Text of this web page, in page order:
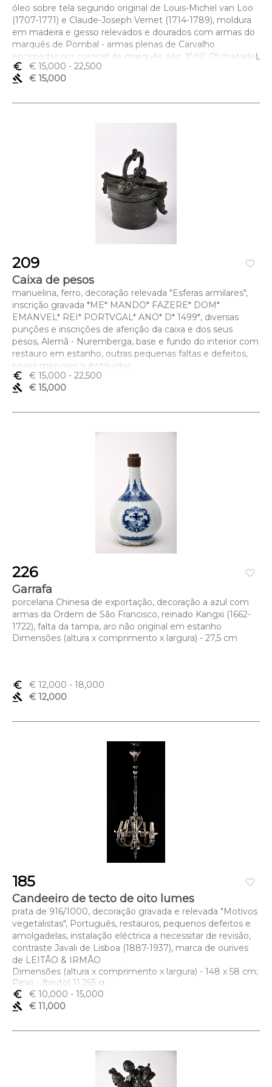
óleo sobre tela segundo original de Louis-Michel van Loo
(1707-1771) e Claude-Joseph Vernet (1714-1789), moldura
em madeira e gesso relevados e dourados com armas do
marquês de Pombal - armas plenas de Carvalho
encimadas por coronel de marquês, séc. XVIII (2ª metade),
reentelado, restauros, moldura com pequenas faltas
Dimensões (altura x comprimento x largura) - (óleo) 61 x
euro_symbol € 15,000 - 22,500
gavel
€ 15,000
favorite_border
209
Caixa de pesos
manuelina, ferro, decoração relevada "Esferas armilares",
inscrição gravada *ME* MANDO* FAZERE* DOM*
EMANVEL* REI* PORTVGAL* ANO* D* 1499*, diversas
punções e inscrições de aferição da caixa e dos seus
pesos, Alemã - Nuremberga, base e fundo do interior com
restauro em estanho, outras pequenas faltas e defeitos,
pesos menores substituídos
Dimensões (altura x comprimento x largura) - 21 x 21 x 16
cm
euro_symbol € 15,000 - 22,500
gavel
€ 15,000
favorite_border
226
Garrafa
porcelana Chinesa de exportação, decoração a azul com
armas da Ordem de São Francisco, reinado Kangxi (1662-
1722), falta da tampa, aro não original em estanho
Dimensões (altura x comprimento x largura) - 27,5 cm
euro_symbol € 12,000 - 18,000
gavel
€ 12,000
favorite_border
185
Candeeiro de tecto de oito lumes
prata de 916/1000, decoração gravada e relevada "Motivos
vegetalistas", Português, restauros, pequenos defeitos e
amolgadelas, instalação eléctrica a necessitar de revisão,
contraste Javali de Lisboa (1887-1937), marca de ourives
de LEITÃO & IRMÃO
Dimensões (altura x comprimento x largura) - 148 x 58 cm;
Peso - (bruto) 11.265 g.
euro_symbol
€ 10,000 - 15,000
gavel
€ 11,000